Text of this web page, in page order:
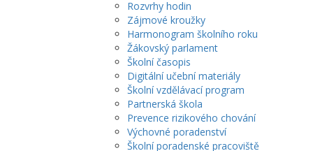
Rozvrhy hodin
Zájmové kroužky
Harmonogram školního roku
Žákovský parlament
Školní časopis
Digitální učební materiály
Školní vzdělávací program
Partnerská škola
Prevence rizikového chování
Výchovné poradenství
Školní poradenské pracoviště